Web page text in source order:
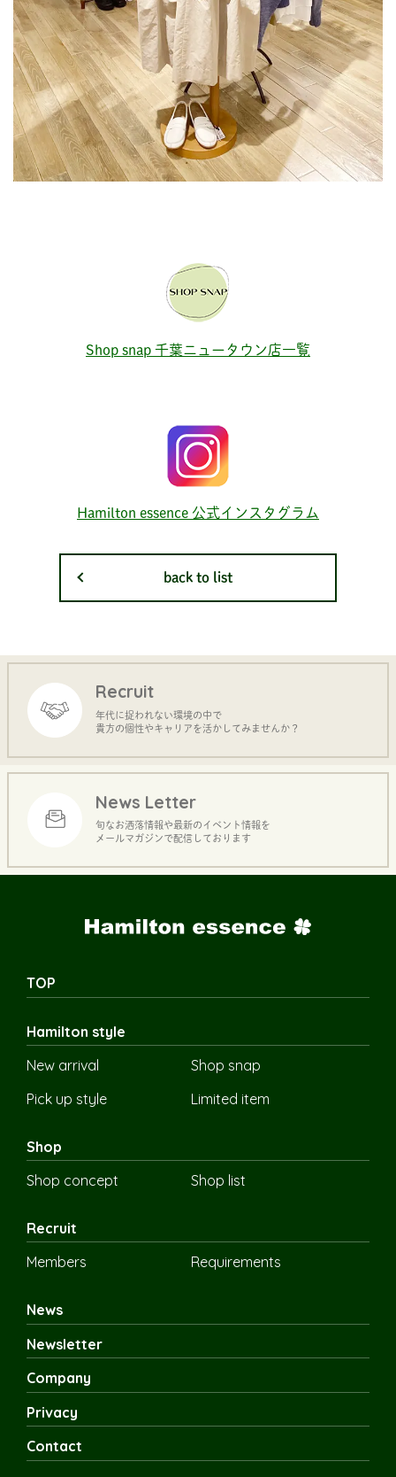
Shop snap 千葉ニュータウン店一覧
Hamilton essence 公式インスタグラム
back to list
Recruit
年代に捉われない環境の中で
貴方の個性やキャリアを活かしてみませんか？
News Letter
旬なお洒落情報や最新のイベント情報を
メールマガジンで配信しております
TOP
Hamilton style
New arrival
Shop snap
Pick up style
Limited item
Shop
Shop concept
Shop list
Recruit
Members
Requirements
News
Newsletter
Company
Privacy
Contact